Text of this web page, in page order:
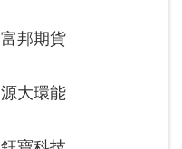
富邦期貨
源大環能